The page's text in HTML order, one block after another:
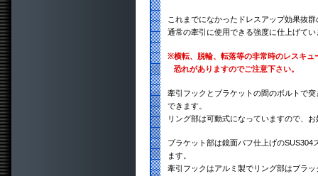
これまでになかったドレスアップ効果抜
通常の牽引に使用できる強度に仕上げてい
※横転、脱輪、転落等の非常時のレスキ
恐れがありますのでご注意下さい。
牽引フックとブラケットの間のボルトで
できます。
リング部は可動式になっていますので、
ブラケット部は鏡面バフ仕上げの
ます。
牽引フックはアルミ製でリング部はブラ